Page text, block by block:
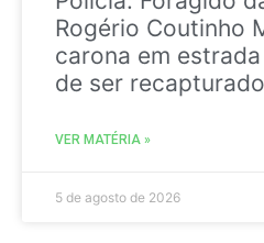
Rogério Coutinho
carona em
de ser recapturado
VER MATÉRIA »
5 de agosto de 2026